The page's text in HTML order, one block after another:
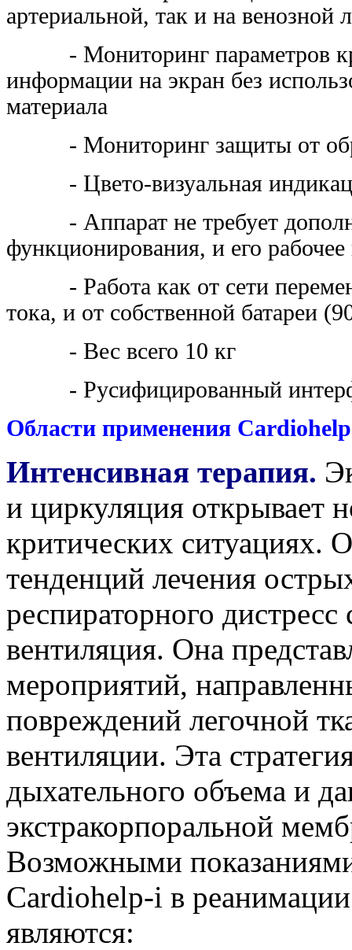
артериальной, так и на венозной
- Мониторинг параметров
информации на экран без
материала
- Мониторинг защиты от
- Цвето-визуальная
- Аппарат не требует
функционирования, и его
- Работа как от сети
тока, и от собственной батареи
- Вес всего 10 кг
- Русифицированный
Области применения Cardiohelp
Интенсивная терапия.
и циркуляция открывает
критических ситуациях.
тенденций лечения
респираторного
вентиляция. Она
мероприятий,
повреждений легочной
вентиляции. Эта
дыхательного объема и
экстракорпоральной
Возможными
Cardiohelp-i в
являются: